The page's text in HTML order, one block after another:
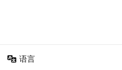
语言